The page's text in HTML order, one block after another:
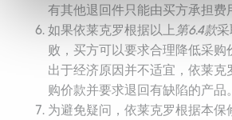
有其他退回件只能由买方承担费
如果依莱克罗根据以上第6.4款
败，买方可以要求合理降低采购
出于经济原因并不适宜，依莱
购价款并要求退回有缺陷的产品。
为避免疑问，依莱克罗根据本